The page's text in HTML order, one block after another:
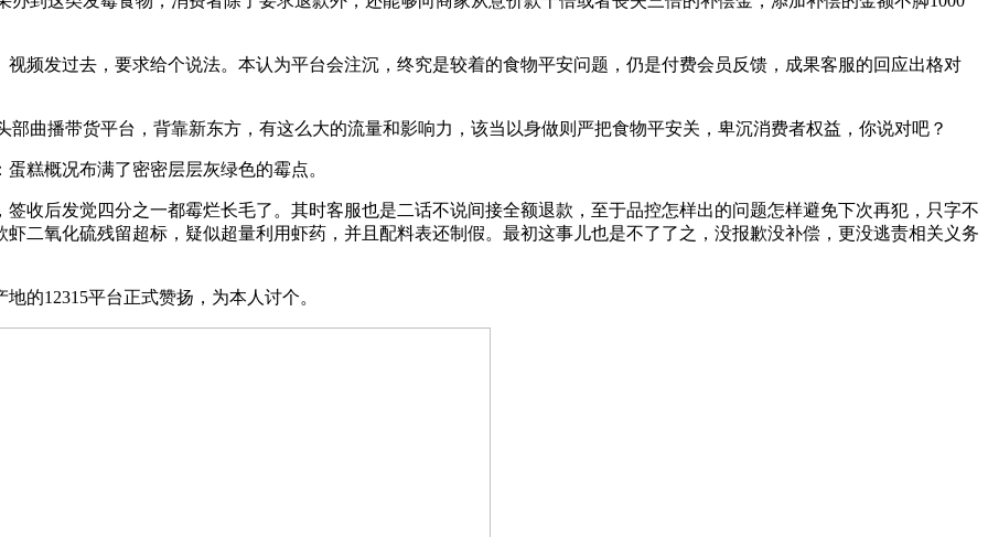
发过去，要求给个说法。本认为平台会注沉，终究是较着的食物平安问题，仍是付费会员反馈，成果客服的回应出格对
播带货平台，背靠新东方，有这么大的流量和影响力，该当以身做则严把食物平安关，卑沉消费者权益，你说对吧？
概况布满了密密层层灰绿色的霉点。
后发觉四分之一都霉烂长毛了。其时客服也是二话不说间接全额退款，至于品控怎样出的问题怎样避免下次再犯，只字不
二氧化硫残留超标，疑似超量利用虾药，并且配料表还制假。最初这事儿也是不了了之，没报歉没补偿，更没逃责相关义务
12315平台正式赞扬，为本人讨个。